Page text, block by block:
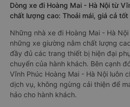
Dòng xe đi Hoàng Mai - Hà Nội từ
chất lượng cao: Thoải mái, giá cả tốt
Những nhà xe đi Hoàng Mai - Hà
những xe giường nằm chất lượng
đầy đủ các trang thiết bị hiện đại
chuyển của hành khách. Bên cạnh
Vĩnh Phúc Hoàng Mai - Hà Nội luôn
dịch vụ, không ngừng cải thiện để
hảo cho hành khách.